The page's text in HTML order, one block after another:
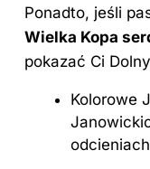
Ponadto, jeśli
Wielka Kopa
pokazać Ci
Kolorowe